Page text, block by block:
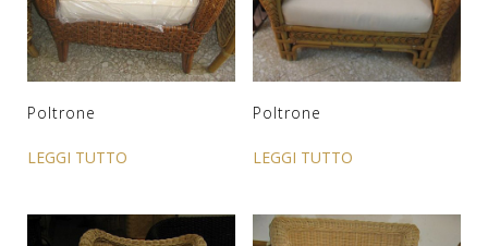
Poltrone
LEGGI TUTTO
Poltrone
LEGGI TUTTO